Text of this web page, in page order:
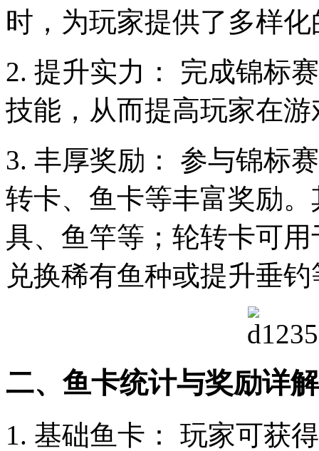
时，为玩家提供了多样
2. 提升实力： 完成锦标
技能，从而提高玩家在
3. 丰厚奖励： 参与锦标
转卡、鱼卡等丰富奖励
具、鱼竿等；轮转卡可
兑换稀有鱼种或提升垂
二、鱼卡统计与奖励详解
1. 基础鱼卡： 玩家可获